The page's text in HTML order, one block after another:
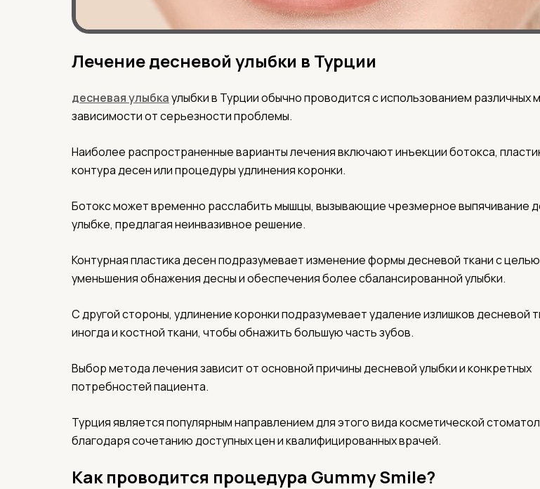
Лечение десневой улыбки в Турции
десневая улыбкаулыбки в Турции обычно проводится с использованием различных
зависимости от серьезности проблемы.
Наиболее распространенные варианты лечения включают инъекции ботокса,
контура десен или процедуры удлинения коронки.
Ботокс может временно расслабить мышцы, вызывающие чрезмерное выпячивание
улыбке, предлагая неинвазивное решение.
Контурная пластика десен подразумевает изменение формы десневой ткани с целью
уменьшения обнажения десны и обеспечения более сбалансированной улыбки.
С другой стороны, удлинение коронки подразумевает удаление излишков десневой
иногда и костной ткани, чтобы обнажить большую часть зубов.
Выбор метода лечения зависит от основной причины десневой улыбки и конкретных
потребностей пациента.
Турция является популярным направлением для этого вида косметической
благодаря сочетанию доступных цен и квалифицированных врачей.
Как проводится процедура Gummy Smile?